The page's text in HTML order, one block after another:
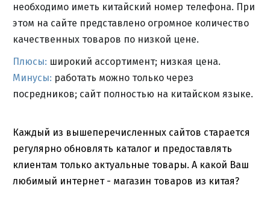
необходимо иметь китайский номер телефона. При
этом на сайте представлено огромное количество
качественных товаров по низкой цене.
Плюсы: широкий ассортимент; низкая цена.
Минусы: работать можно только через
посредников; сайт полностью на китайском языке.
Каждый из вышеперечисленных сайтов старается
регулярно обновлять каталог и предоставлять
клиентам только актуальные товары. А какой Ваш
любимый интернет - магазин товаров из китая?